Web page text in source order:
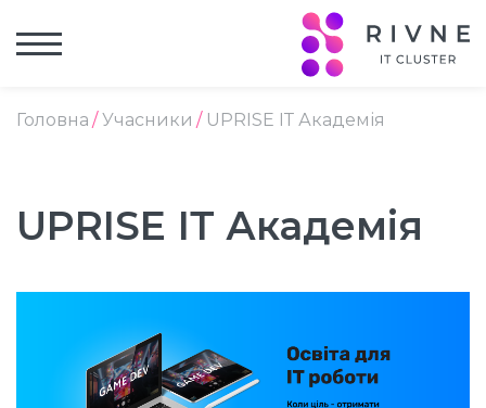
Головна Учасники UPRISE ІТ Академія
UPRISE ІТ Академія